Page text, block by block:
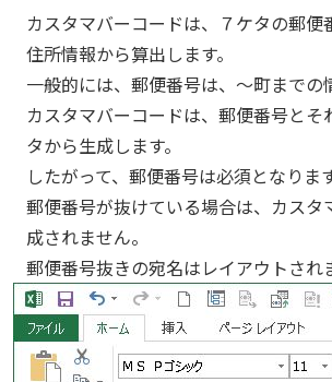
カスタマバーコードは、７ケタの郵便
住所情報から算出します。
一般的には、郵便番号は、～町までの
カスタマバーコードは、郵便番号とそ
タから生成します。
したがって、郵便番号は必須となります
郵便番号が抜けている場合は、カスタ
成されません。
郵便番号抜きの宛名はレイアウトされ